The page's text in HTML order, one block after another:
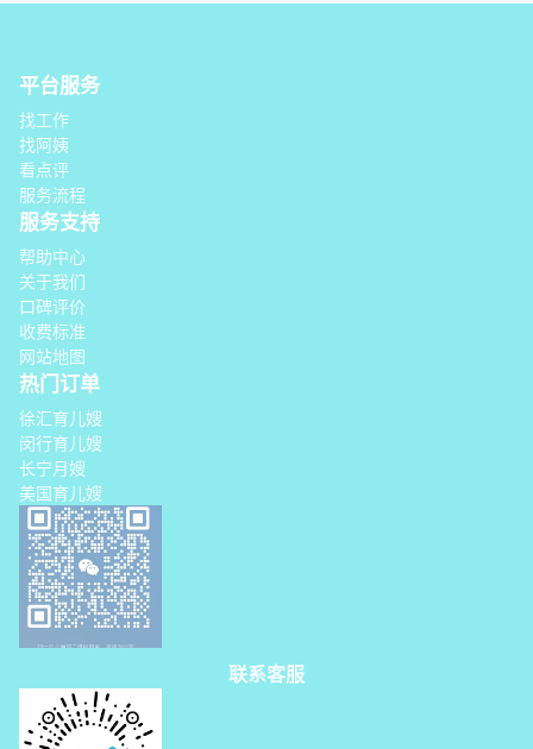
平台服务
找工作
找阿姨
看点评
服务流程
服务支持
帮助中心
关于我们
口碑评价
收费标准
网站地图
热门订单
徐汇育儿嫂
闵行育儿嫂
长宁月嫂
美国育儿嫂
联系客服